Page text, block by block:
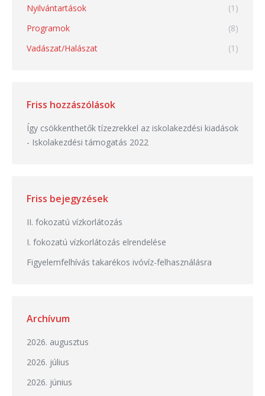
Nyilvántartások
(1)
Programok
(8)
Vadászat/Halászat
(1)
Friss hozzászólások
Így csökkenthetők tízezrekkel az iskolakezdési kiadások
- Iskolakezdési támogatás 2022
Friss bejegyzések
II. fokozatú vízkorlátozás
I. fokozatú vízkorlátozás elrendelése
Figyelemfelhívás takarékos ivóvíz-felhasználásra
Archívum
2026. augusztus
2026. július
2026. június